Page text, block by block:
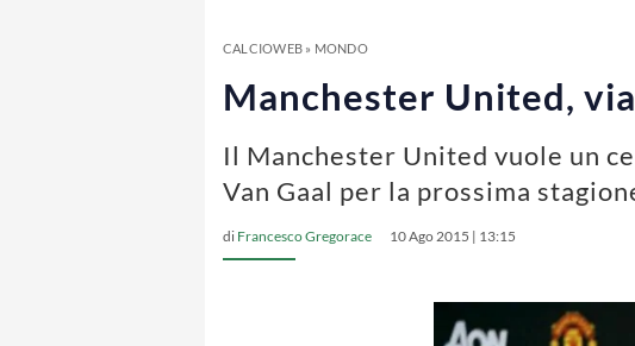
CALCIOWEB» MONDO
Manchester United,
Il Manchester United vuole un
Van Gaal per la prossima
di Francesco Gregorace 10 Ago 2015 | 13:15